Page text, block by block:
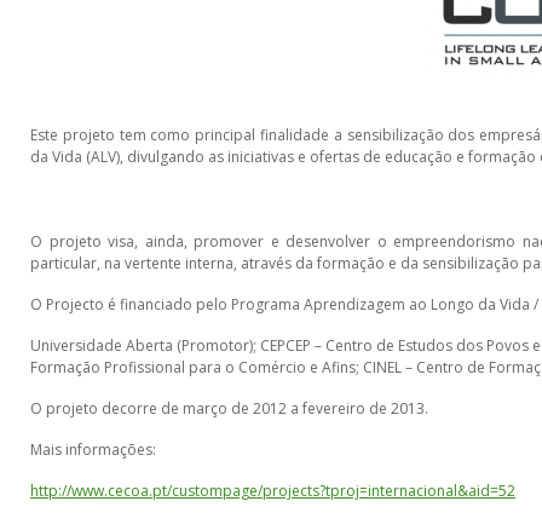
Este projeto tem como principal finalidade a sensibilização dos
da Vida (ALV), divulgando as iniciativas e ofertas de educação e
O projeto visa, ainda, promover e desenvolver o empreendorismo
particular, na vertente interna, através da formação e da sensibilização
O Projecto é financiado pelo Programa Aprendizagem ao Longo da
Universidade Aberta (Promotor); CEPCEP – Centro de Estudos dos
Formação Profissional para o Comércio e Afins; CINEL – Centro de
O projeto decorre de março de 2012 a fevereiro de 2013.
Mais informações:
http://www.cecoa.pt/custompage/projects?tproj=internacional&aid=52